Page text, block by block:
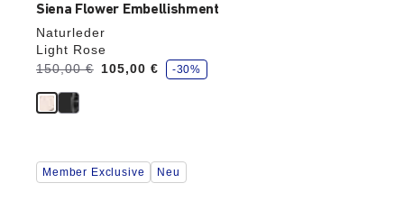
Siena Flower Embellishment
Naturleder
Light Rose
Vorher:
150,00 €
Jetzt 105,00 €
S
p
r
e
-30%
Durch
Anklicken
Member Exclusive Neu